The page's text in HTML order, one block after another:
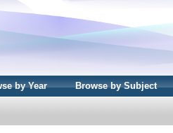
by Year Browse by Subject